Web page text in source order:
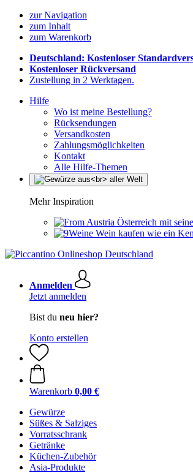
zur Navigation
zum Inhalt
zum Warenkorb
Deutschland: Kostenloser
Kostenloser Rückversand
Zustellung in 2 Werktagen.
Hilfe
Wo ist meine Bestellung?
Rücksendungen
Versandkosten
Zahlungsmöglichkeiten
Kontakt
Alle Hilfe-Themen
Mehr Inspiration
Österreich mit
Wein kaufen wie ein
Anmelden
Jetzt anmelden
Bist du neu hier?
Konto erstellen
Warenkorb 0,00 €
Gewürze
Süßes & Salziges
Vorratsschrank
Getränke
Küchen-Zubehör
Asia-Produkte